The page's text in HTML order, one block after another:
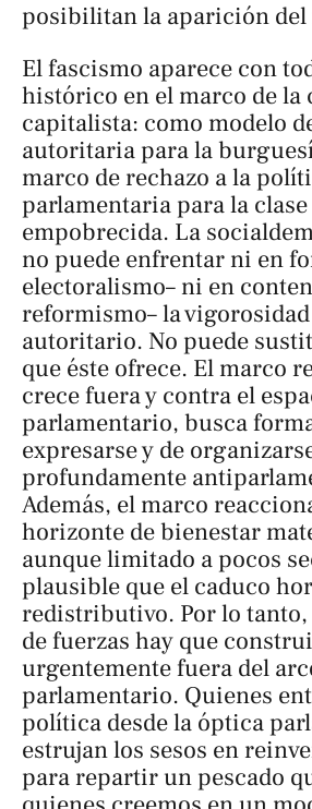
posibilitan la aparición del
El fascismo aparece con
histórico en el marco de la
capitalista: como modelo
autoritaria para la
marco de rechazo a la
parlamentaria para la
empobrecida. La
no puede enfrentar ni en
electoralismo– ni en
reformismo– la
autoritario. No puede
que éste ofrece. El marco
crece fuera y contra el
parlamentario, busca
expresarse y de
profundamente
Además, el marco
horizonte de bienestar
aunque limitado a pocos
plausible que el caduco
redistributivo. Por lo
de fuerzas hay que
urgentemente fuera del
parlamentario. Quienes
política desde la óptica
estrujan los sesos en
para repartir un pescado